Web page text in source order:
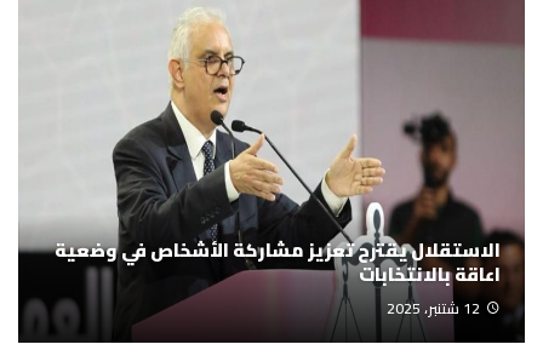
الاستقلال يقترح تعزيز مشاركة الأشخاص في وضعية
اعاقة بالانتخابات
12 شتنبر، 2025